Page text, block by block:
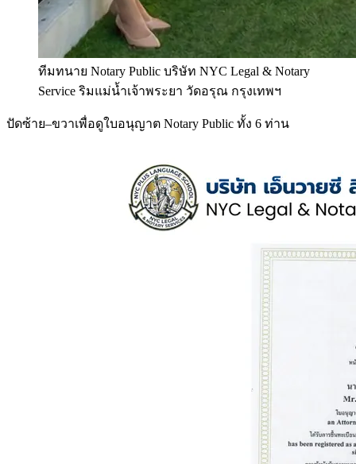
ทีมทนาย Notary Public บริษัท NYC Legal & Notary
Service ริมแม่น้ำเจ้าพระยา วัดอรุณ กรุงเทพฯ
ปัดซ้าย–ขวาเพื่อดูใบอนุญาต Notary Public ทั้ง 6 ท่าน